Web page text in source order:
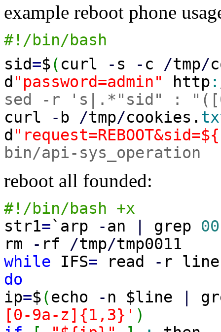
example reboot phone
#!/bin/bash
sid=$( curl - s - c /tmp/
d "password=admin" http :
sed -r 's|.*"sid" :
curl
- b /tmp/cookies.
d
bin/api-sys_operation
reboot all founded:
#!/bin/bash +x
str1=`arp -an grep 00
rm
- rf /tmp/tmp0011
while IFS= read - r line
do
ip=$(echo - n $line
[0-9a-z]{1,3}' )